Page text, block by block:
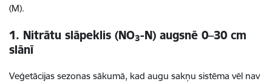
(M).
1. Nitrātu slāpeklis (NO3-N) augsnē 0–30 cm
slānī
Veģetācijas sezonas sākumā, kad augu sakņu sistēma vēl nav